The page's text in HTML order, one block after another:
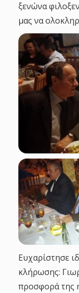
ξενώνα
μας να
Ευχαρίστησε
κλήρωσης:
προσφορά της